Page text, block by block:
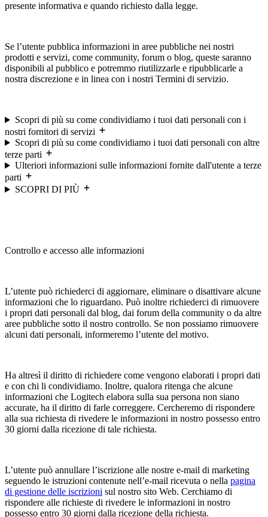
presente informativa e quando richiesto dalla legge.
Se l’utente pubblica informazioni in aree pubbliche nei nostri
prodotti e servizi, come community, forum o blog, queste saranno
disponibili al pubblico e potremmo riutilizzarle e ripubblicarle a
nostra discrezione e in linea con i nostri Termini di servizio.
Scopri di più su come condividiamo i tuoi dati personali con i
nostri fornitori di servizi
Scopri di più su come condividiamo i tuoi dati personali con altre
terze parti
Ulteriori informazioni sulle informazioni fornite dall'utente a terze
parti
SCOPRI DI PIÙ
Controllo e accesso alle informazioni
L’utente può richiederci di aggiornare, eliminare o disattivare alcune
informazioni che lo riguardano. Può inoltre richiederci di rimuovere
i propri dati personali dal blog, dai forum della community o da altre
aree pubbliche sotto il nostro controllo. Se non possiamo rimuovere
alcuni dati personali, informeremo l’utente del motivo.
Ha altresì il diritto di richiedere come vengono elaborati i propri dati
e con chi li condividiamo. Inoltre, qualora ritenga che alcune
informazioni che Logitech elabora sulla sua persona non siano
accurate, ha il diritto di farle correggere. Cercheremo di rispondere
alla sua richiesta di rivedere le informazioni in nostro possesso entro
30 giorni dalla ricezione di tale richiesta.
L’utente può annullare l’iscrizione alle nostre e-mail di marketing
seguendo le istruzioni contenute nell’e-mail ricevuta o nella pagina
di gestione delle iscrizioni sul nostro sito Web. Cerchiamo di
rispondere alle richieste di rivedere le informazioni in nostro
possesso entro 30 giorni dalla ricezione della richiesta.